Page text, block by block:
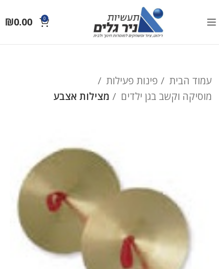
0
₪0.00
עמוד הבית
פינות פעילות
מוסיקה וקשב בגן ילדים
מצילות אצבע